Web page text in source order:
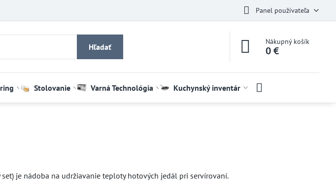
Panel používateľa
Hľadať
Nákupný košík
0 €
Stolovanie Varná Technológia Kuchynský inventár
je nádoba na udržiavanie teploty hotových jedál pri servírovaní.